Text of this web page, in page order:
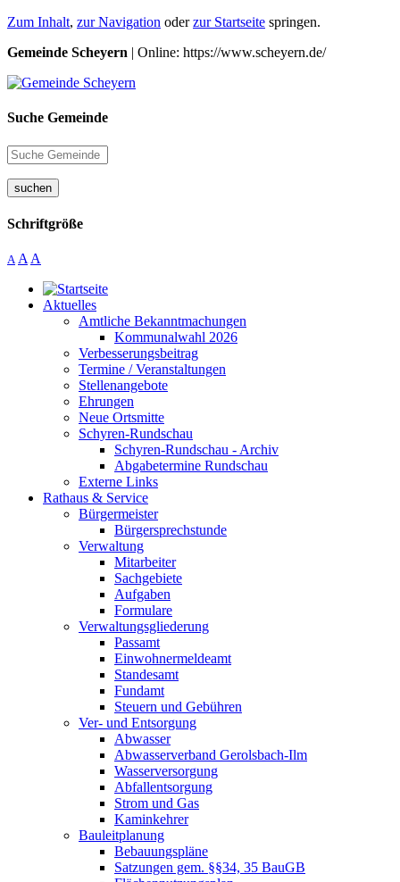
Zum Inhalt, zur Navigation oderzur Startseite springen.
Gemeinde Scheyern | Online: https://www.scheyern.de/
Suche Gemeinde
suchen
Schriftgröße
A A A
Aktuelles
Amtliche Bekanntmachungen
Kommunalwahl 2026
Verbesserungsbeitrag
Termine / Veranstaltungen
Stellenangebote
Ehrungen
Neue Ortsmitte
Schyren-Rundschau
Schyren-Rundschau - Archiv
Abgabetermine Rundschau
Externe Links
Rathaus & Service
Bürgermeister
Bürgersprechstunde
Verwaltung
Mitarbeiter
Sachgebiete
Aufgaben
Formulare
Verwaltungsgliederung
Passamt
Einwohnermeldeamt
Standesamt
Fundamt
Steuern und Gebühren
Ver- und Entsorgung
Abwasser
Abwasserverband Gerolsbach-Ilm
Wasserversorgung
Abfallentsorgung
Strom und Gas
Kaminkehrer
Bauleitplanung
Bebauungspläne
Satzungen gem. §§34, 35 BauGB